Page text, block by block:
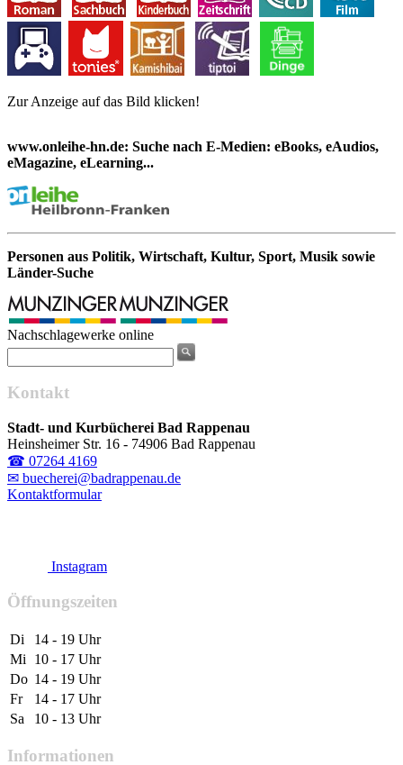
Zur Anzeige auf das Bild klicken!
www.onleihe-hn.de: Suche nach E-Medien: eBooks, eAudios,
eMagazine, eLearning...
Personen aus Politik, Wirtschaft, Kultur, Sport, Musik sowie
Länder-Suche
Nachschlagewerke online
Kontakt
Stadt- und Kurbücherei Bad Rappenau
Heinsheimer Str. 16 - 74906 Bad Rappenau
☎ 07264 4169
✉ buecherei@badrappenau.de
Kontaktformular
Instagram
Öffnungszeiten
Di
14 - 19 Uhr
Mi
10 - 17 Uhr
Do 14 - 19 Uhr
Fr
14 - 17 Uhr
Sa
10 - 13 Uhr
Informationen